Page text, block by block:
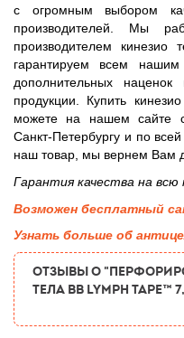
с огромным выбором
производителей. Мы
производителем
гарантируем всем
дополнительных
продукции. Купить
можете на нашем сайте
Санкт-Петербургу и по
наш товар, мы вернем Вам
Гарантия качества на
Возможен бесплатный
Узнать больше об
ОТЗЫВЫ О
тела BB LYMPH